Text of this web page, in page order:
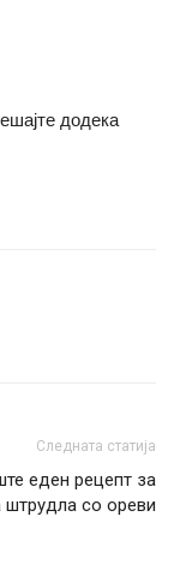
додека
Следната статија
еден рецепт за
со ореви